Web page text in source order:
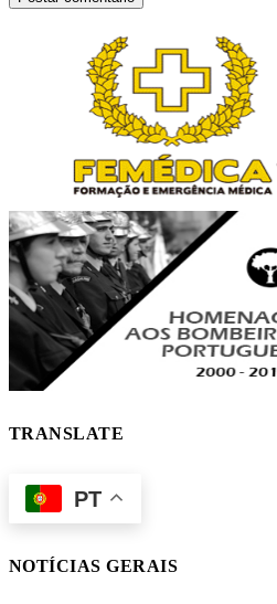
TRANSLATE
PT
NOTÍCIAS GERAIS